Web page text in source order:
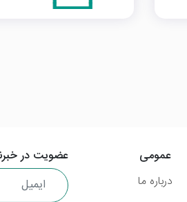
عضویت در
عمومی
درباره ما